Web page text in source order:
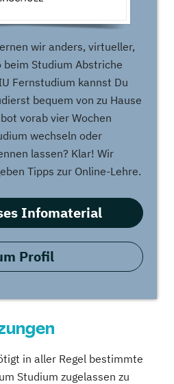
wir anders, virtueller,
Studium Abstriche
Fernstudium kannst Du
bequem von zu Hause
vorab vier Wochen
wechseln oder
lassen? Klar! Wir
Tipps zur Online-Lehre.
Infomaterial
Profil
in aller Regel bestimmte
Studium zugelassen zu